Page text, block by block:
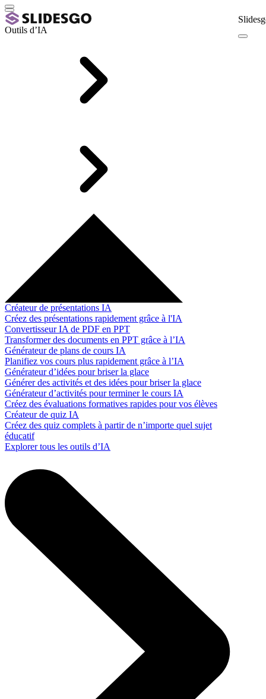
Outils d’IA
Créateur de présentations IA
Créez des présentations rapidement grâce à l'IA
Convertisseur IA de PDF en PPT
Transformer des documents en PPT grâce à l’IA
Générateur de plans de cours IA
Planifiez vos cours plus rapidement grâce à l’IA
Générateur d’idées pour briser la glace
Générer des activités et des idées pour briser la glace
Générateur d’activités pour terminer le cours IA
Créez des évaluations formatives rapides pour vos élèves
Créateur de quiz IA
Créez des quiz complets à partir de n’importe quel sujet
éducatif
Explorer tous les outils d’IA